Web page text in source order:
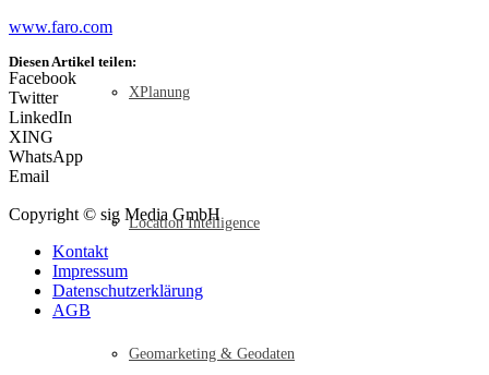
XPlanung
Location Intelligence
Geomarketing & Geodaten
www.faro.com
Diesen Artikel teilen:
Facebook
Twitter
LinkedIn
XING
WhatsApp
Email
Copyright © sig Media GmbH
Kontakt
Impressum
Datenschutzerklärung
AGB